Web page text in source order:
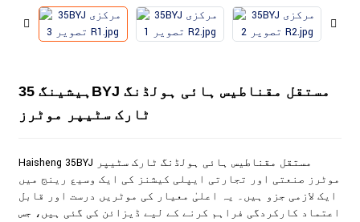
ہیشینگ 35BYJ مستقل مقناطیس ہائی ہولڈنگ
ٹارک سٹیپر موٹرز
Haisheng 35BYJ مستقل مقناطیس ہائی ہولڈنگ ٹارک سٹیپر
موٹرز صنعتی اور تجارتی ایپلی کیشنز کی ایک وسیع رینج میں
ایک لازمی جزو ہیں۔ یہ اعلیٰ معیار کی موٹریں درست اور قابل
اعتماد کارکردگی فراہم کرنے کے لیے ڈیزائن کی گئی ہیں، جس